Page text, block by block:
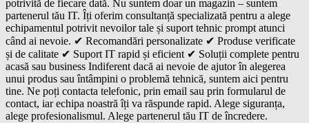
potrivită de fiecare dată. Nu suntem doar un magazin – suntem
partenerul tău IT. Îți oferim consultanță specializată pentru a alege
echipamentul potrivit nevoilor tale și suport tehnic prompt atunci
când ai nevoie. ✔ Recomandări personalizate ✔ Produse verificate
și de calitate ✔ Suport IT rapid și eficient ✔ Soluții complete pentru
acasă sau business Indiferent dacă ai nevoie de ajutor în alegerea
unui produs sau întâmpini o problemă tehnică, suntem aici pentru
tine. Ne poți contacta telefonic, prin email sau prin formularul de
contact, iar echipa noastră îți va răspunde rapid. Alege siguranța,
alege profesionalismul. Alege partenerul tău IT de încredere.